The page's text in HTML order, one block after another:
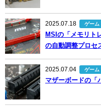
2025.07.18 ゲーム
MSIの「メモリト
の自動調整プロセ
2025.07.04 ゲーム
マザーボードの「